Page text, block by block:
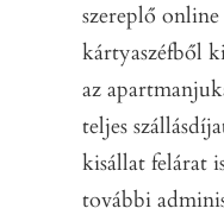
szereplő
kártyaszéfből
az
teljes
kisállat felárat
további